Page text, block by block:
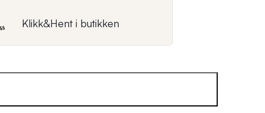
Klikk&Hent i butikken